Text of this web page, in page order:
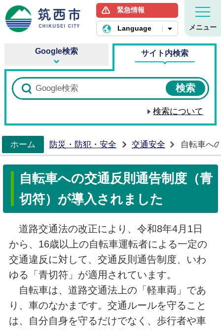
筑西市ホームページ
緊急情報
Language メニュー
Google検索 サイト内検索
検索について
ホーム
防災・防犯・安全 交通安全 自転車へ
自転車への交通反則通告制度（青
切符）が導入されました
道路交通法の改正により、令和8年4月1日
から、16歳以上の自転車運転者による一定の
交通違反に対して、交通反則通告制度、いわ
ゆる「青切符」が適用されています。
自転車は、道路交通法上の「軽車両」であ
り、車のなかまです。交通ルールを守ること
は、自分自身を守るだけでなく、歩行者や車